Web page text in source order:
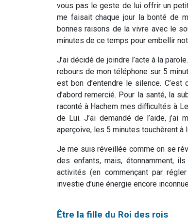
vous pas le geste de lui offrir un
me faisait chaque jour la bonté de
bonnes raisons de la vivre avec le
minutes de ce temps pour embellir
J’ai décidé de joindre l’acte à la
rebours de mon téléphone sur 5
est bon d’entendre le silence.
d’abord remercié. Pour la santé, la
raconté à Hachem mes difficultés à
de Lui. J’ai demandé de l’aide,
aperçoive, les 5 minutes touchèrent à
Je me suis réveillée comme on se
des enfants, mais, étonnamment,
activités (en commençant par
investie d’une énergie encore
Être la fille du Roi des rois